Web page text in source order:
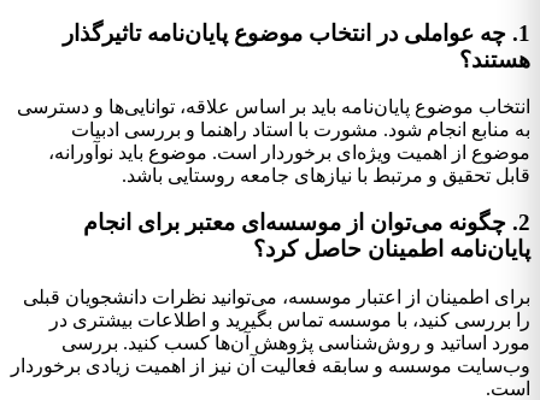
1. چه عواملی در انتخاب موضوع پایان‌نامه تاثیرگذار
هستند؟
انتخاب موضوع پایان‌نامه باید بر اساس علاقه، توانایی‌ها و دسترسی
به منابع انجام شود. مشورت با استاد راهنما و بررسی ادبیات
موضوع از اهمیت ویژه‌ای برخوردار است. موضوع باید نوآورانه،
قابل تحقیق و مرتبط با نیازهای جامعه روستایی باشد.
2. چگونه می‌توان از موسسه‌ای معتبر برای انجام
پایان‌نامه اطمینان حاصل کرد؟
برای اطمینان از اعتبار موسسه، می‌توانید نظرات دانشجویان قبلی
را بررسی کنید، با موسسه تماس بگیرید و اطلاعات بیشتری در
مورد اساتید و روش‌شناسی پژوهش آن‌ها کسب کنید. بررسی
وب‌سایت موسسه و سابقه فعالیت آن نیز از اهمیت زیادی برخوردار
است.